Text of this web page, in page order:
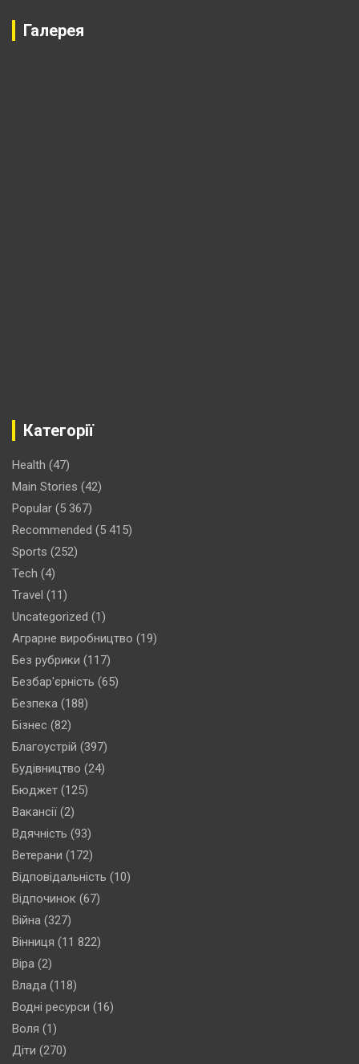
Галерея
Категорії
Health (47)
Main Stories (42)
Popular (5 367)
Recommended (5 415)
Sports (252)
Tech (4)
Travel (11)
Uncategorized (1)
Аграрне виробництво (19)
Без рубрики (117)
Безбар'єрність (65)
Безпека (188)
Бізнес (82)
Благоустрій (397)
Будівництво (24)
Бюджет (125)
Вакансії (2)
Вдячність (93)
Ветерани (172)
Відповідальність (10)
Відпочинок (67)
Війна (327)
Вінниця (11 822)
Віра (2)
Влада (118)
Водні ресурси (16)
Воля (1)
Діти (270)